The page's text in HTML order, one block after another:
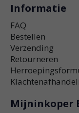
Informatie
FAQ
Bestellen
Verzending
Retourneren
Mijninkoper